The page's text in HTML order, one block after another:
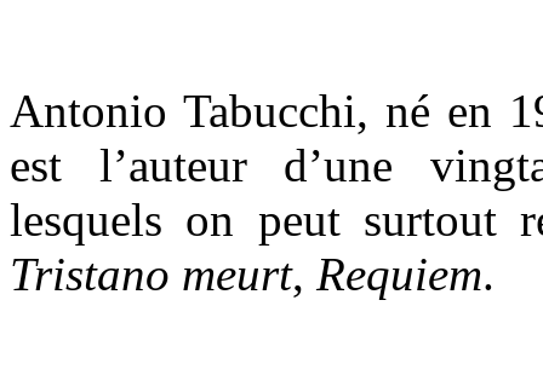
Antonio Tabucchi, né en
est l’auteur d’une
lesquels on peut surtout
Tristano meurt, Requiem.